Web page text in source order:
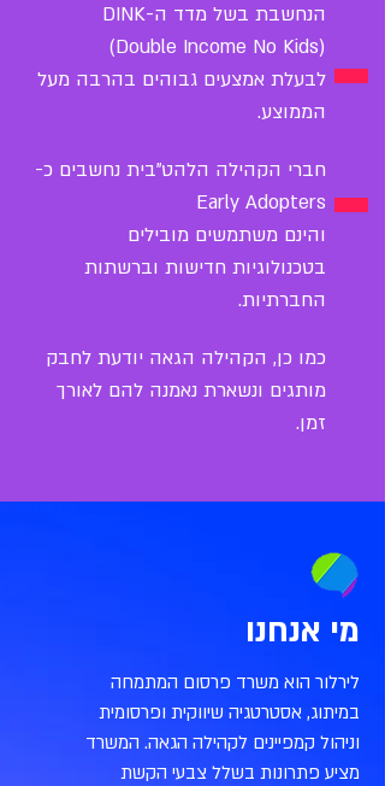
הנחשבת בשל מדד ה-DINK
(Double Income No Kids)
לבעלת אמצעים גבוהים בהרבה מעל
הממוצע.
חברי הקהילה הלהט"בית נחשבים כ-
Early Adopters
והינם משתמשים מובילים
בטכנולוגיות חדישות וברשתות
החברתיות.
כמו כן, הקהילה הגאה יודעת לחבק
מותגים ונשארת נאמנה להם לאורך
זמן.
מי אנחנו
לירלור הוא משרד פרסום המתמחה
במיתוג, אסטרטגיה שיווקית ופרסומית
וניהול קמפיינים לקהילה הגאה. המשרד
מציע פתרונות בשלל צבעי הקשת